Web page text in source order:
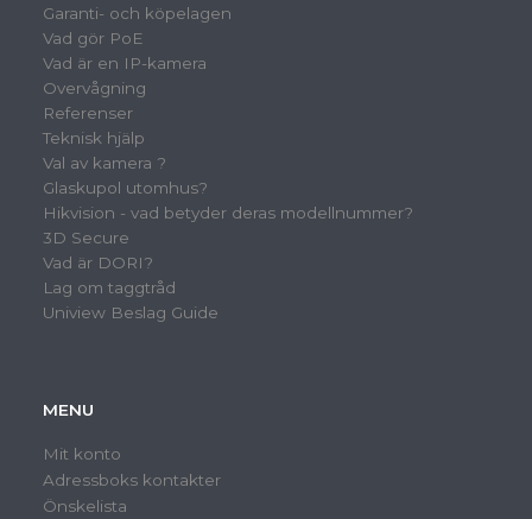
Garanti- och köpelagen
Vad gör PoE
Vad är en IP-kamera
Overvågning
Referenser
Teknisk hjälp
Val av kamera ?
Glaskupol utomhus?
Hikvision - vad betyder deras modellnummer?
3D Secure
Vad är DORI?
Lag om taggtråd
Uniview Beslag Guide
MENU
Mit konto
Adressboks kontakter
Önskelista